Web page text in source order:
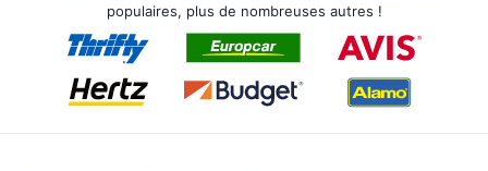
populaires, plus de nombreuses autres !